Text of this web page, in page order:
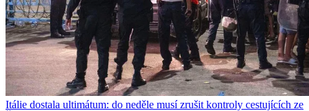
Itálie dostala ultimátum: do neděle musí zrušit kontroly cestujících ze